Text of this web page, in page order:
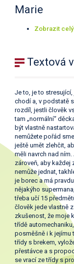
Marie
Zobrazit celý
Textová
Je to, je to
chodí a, v podstatě
rozdíl, jestli člověk
tam „normální“
být vlastně
nemůžete pořád
ještě umět zlehčit,
měli navrch nad
zároveň, aby každej
nemůže jednat,
je borec a má
nějakýho
třeba učí 15
člověk jede vlastně
zkušenost, že moje
třídě
posměšně i k jejímu
třídy s brekem,
přestávce a s
se vrací ze třídy s